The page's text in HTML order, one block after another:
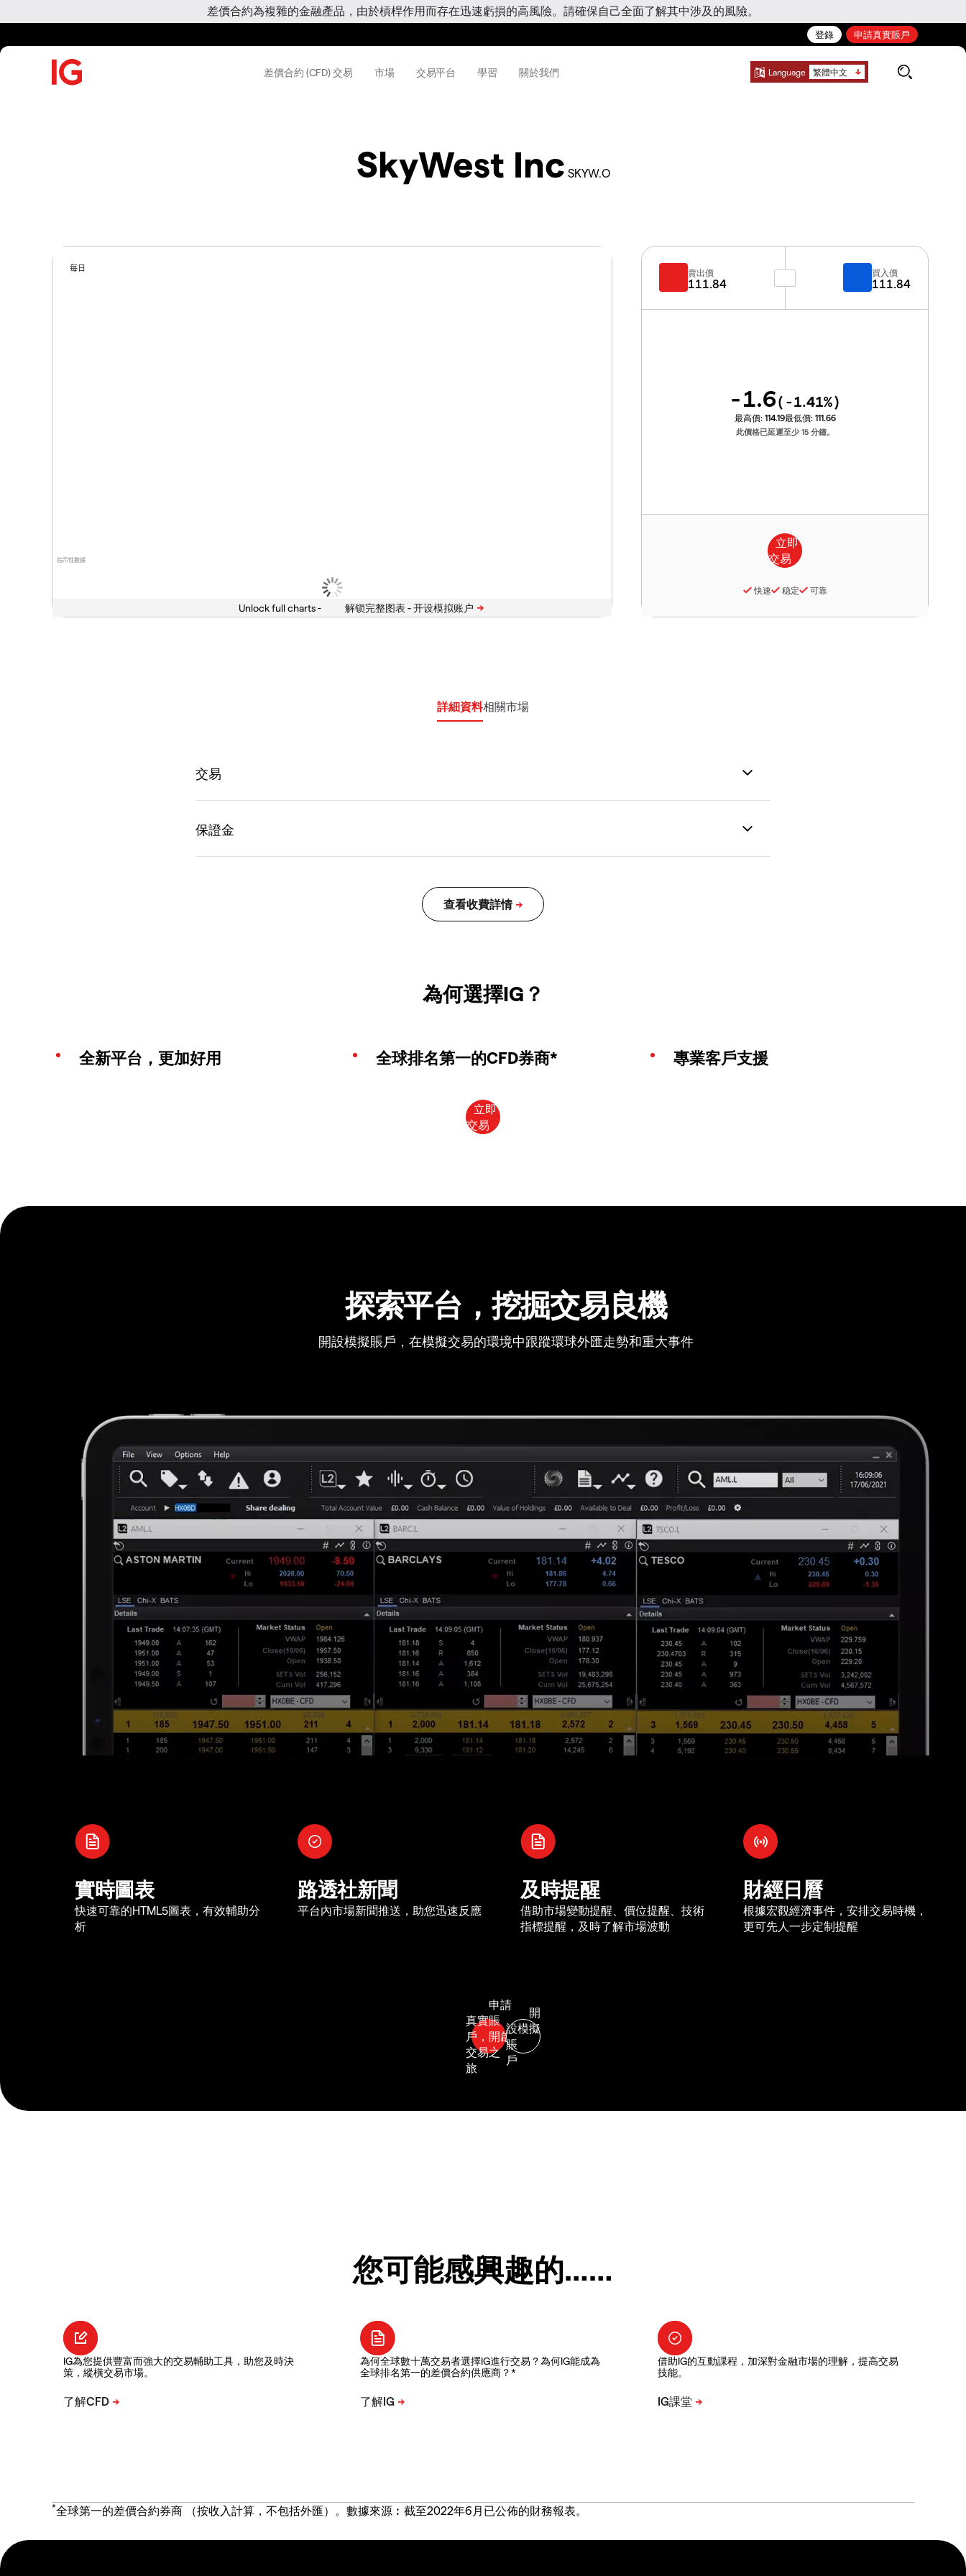
差價合約為複雜的金融產品，由於槓桿作用而存在迅速虧損的高風險。請確保自己全面了解其中涉及的風險。
登錄 申請真實賬戶
差價合約 (CFD) 交易 市場 交易平台 學習 關於我們 Language 繁體中文
SkyWest Inc SKYW.O
指示性數據
每日
Unlock full charts -
賣出價
111.84
買入價
111.84
-1.6( -1.41%)
最高價: 114.19最低價: 111.66
此價格已延遲至少 15 分鐘。
快速 稳定 可靠
詳細資料相關市場
為何選擇IG？
全新平台，更加好用 全球排名第一的CFD券商* 專業客戶支援
探索平台，挖掘交易良機
開設模擬賬戶，在模擬交易的環境中跟蹤環球外匯走勢和重大事件
實時圖表
快速可靠的HTML5圖表，有效輔助分
析
路透社新聞
平台內市場新聞推送，助您迅速反應
及時提醒
借助市場變動提醒、價位提醒、技術
指標提醒，及時了解市場波動
財經日曆
根據宏觀經濟事件，安排交易時機，
更可先人一步定制提醒
您可能感興趣的……
IG為您提供豐富而強大的交易輔助工具，助您及時決
策，縱橫交易市場。
為何全球數十萬交易者選擇IG進行交易？為何IG能成為
全球排名第一的差價合約供應商？*
借助IG的互動課程，加深對金融市場的理解，提高交易
技能。
*全球第一的差價合約券商 （按收入計算，不包括外匯）。數據來源︰截至2022年6月已公佈的財務報表。